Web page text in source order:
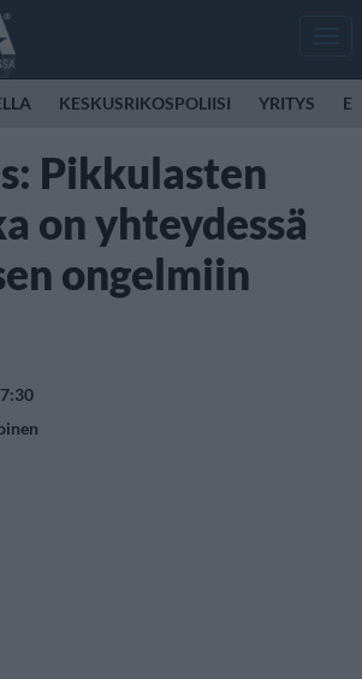
KESKUSRIKOSPOLIISI YRITYS
Pikkulasten
on yhteydessä
ongelmiin